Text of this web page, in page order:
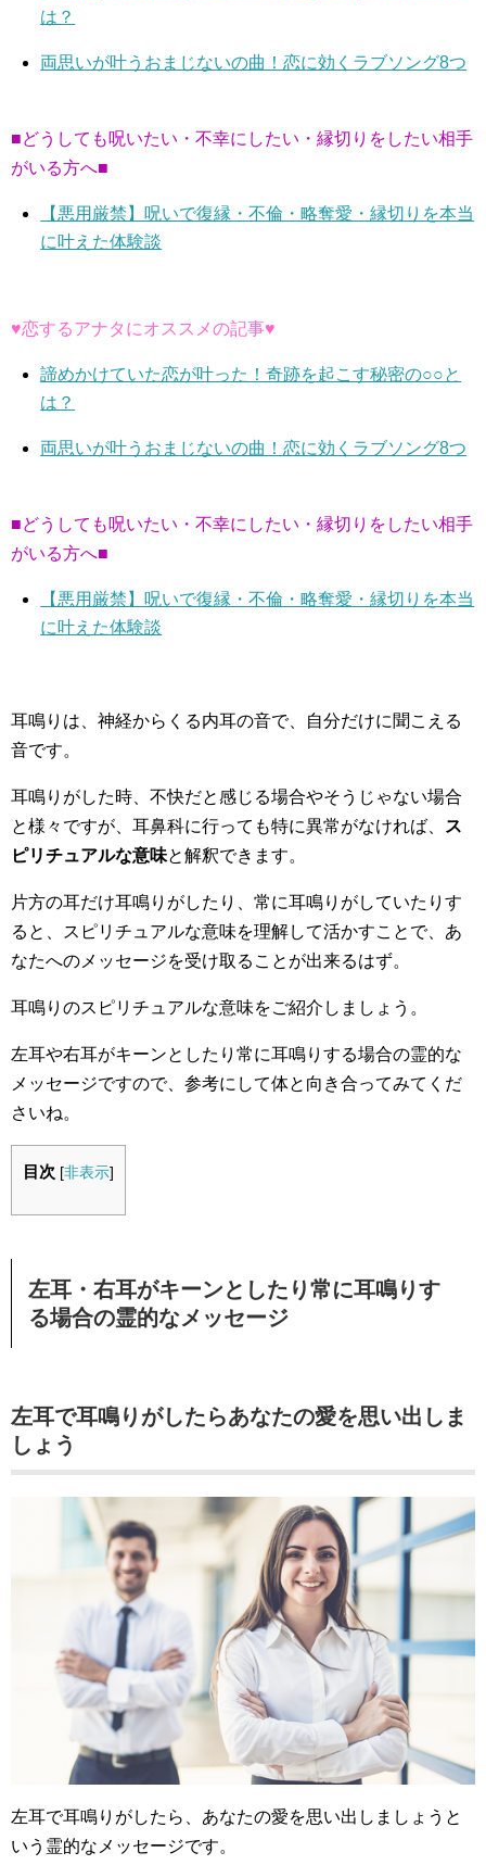
は？
両思いが叶うおまじないの曲！恋に効くラブソング8つ
■どうしても呪いたい・不幸にしたい・縁切りをしたい相手
がいる方へ■
【悪用厳禁】呪いで復縁・不倫・略奪愛・縁切りを本当
に叶えた体験談
♥恋するアナタにオススメの記事♥
諦めかけていた恋が叶った！奇跡を起こす秘密の○○と
は？
両思いが叶うおまじないの曲！恋に効くラブソング8つ
■どうしても呪いたい・不幸にしたい・縁切りをしたい相手
がいる方へ■
【悪用厳禁】呪いで復縁・不倫・略奪愛・縁切りを本当
に叶えた体験談
耳鳴りは、神経からくる内耳の音で、自分だけに聞こえる
音です。
耳鳴りがした時、不快だと感じる場合やそうじゃない場合
と様々ですが、耳鼻科に行っても特に異常がなければ、
ス
ピリチュアルな意味と解釈できます。
片方の耳だけ耳鳴りがしたり、常に耳鳴りがしていたりす
ると、スピリチュアルな意味を理解して活かすことで、あ
なたへのメッセージを受け取ることが出来るはず。
耳鳴りのスピリチュアルな意味をご紹介しましょう。
左耳や右耳がキーンとしたり常に耳鳴りする場合の霊的な
メッセージですので、参考にして体と向き合ってみてくだ
さいね。
目次 [非表示]
左耳・右耳がキーンとしたり常に耳鳴りす
る場合の霊的なメッセージ
左耳で耳鳴りがしたらあなたの愛を思い出しま
しょう
左耳で耳鳴りがしたら、あなたの愛を思い出しましょうと
いう霊的なメッセージです。